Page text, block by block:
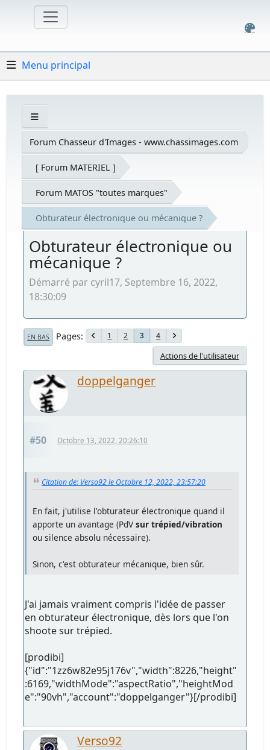
Menu principal
Forum Chasseur d'Images - www.chassimages.com
[ Forum MATERIEL ]
Forum MATOS "toutes marques"
Obturateur électronique ou mécanique ?
Obturateur électronique ou
mécanique ?
Démarré par cyril17, Septembre 16, 2022,
18:30:09
EN BAS Pages 1 2 3 4
Actions de l'utilisateur
doppelganger
#50 Octobre 13, 2022, 20:26:10
Citation de: Verso92 le Octobre 12, 2022, 23:57:20
En fait, j'utilise l'obturateur électronique quand il
apporte un avantage (PdVsur trépied/vibration
ou silence absolu nécessaire).
Sinon, c'est obturateur mécanique, bien sûr.
J'ai jamais vraiment compris l'idée de passer
en obturateur électronique, dès lors que l'on
shoote sur trépied.
[prodibi]
{"id":"1zz6w82e95j176v","width":8226,"height"
:6169,"widthMode":"aspectRatio","heightMod
e":"90vh","account":"doppelganger"}[/prodibi]
Verso92